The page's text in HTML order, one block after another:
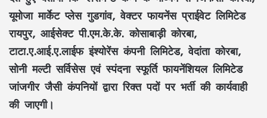
यूमोजा मार्केट प्लेस गुडगांव, वेक्टर फायनेंस प्राईवेट लिमिटेड
रायपुर, आईसेक्ट पी.एम.के.के. कोसाबाड़ी कोरबा,
टाटा.ए.आई.ए.लाईफ इंश्योरेंस कंपनी लिमिटेड, वेदांता कोरबा,
सोनी मल्टी सर्विसेस एवं स्पंदना स्फूर्ति फायनेंशियल लिमिटेड
जांजगीर जैसी कंपनियों द्वारा रिक्त पदों पर भर्ती की कार्यवाही
की जाएगी।